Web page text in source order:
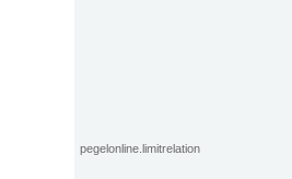
pegelonline.limitrelation